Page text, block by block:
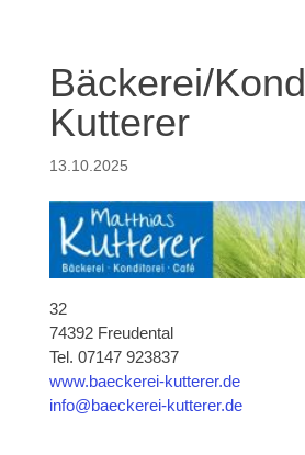
Bäckerei/
Kutterer
13.10.2025
32
74392 Freudental
Tel. 07147 923837
www.baeckerei-kutterer.de
info@baeckerei-kutterer.de